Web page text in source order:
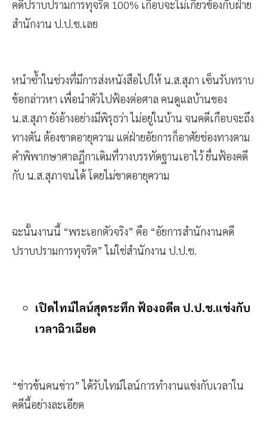
คดีปราบปรามการทุจริต 100% เกือบจะไม่เกี่ยวข้องกับฝ่าย
สำนักงาน ป.ป.ช.เลย
หนำซ้ำในช่วงที่มีการส่งหนังสือไปให้ น.ส.สุภา เซ็นรับทราบ
ข้อกล่าวหา เพื่อนำตัวไปฟ้องต่อศาล คนดูแลบ้านของ
น.ส.สุภา ยังอ้างอย่างมีพิรุธว่า ไม่อยู่ในบ้าน จนคดีเกือบจะถึง
ทางตัน ต้องขาดอายุความ แต่ฝ่ายอัยการก็อาศัยช่องทางตาม
คำพิพากษาศาลฎีกาเดิมที่วางบรรทัดฐานเอาไว้ ยื่นฟ้องคดี
กับ น.ส.สุภาจนได้ โดยไม่ขาดอายุความ
ฉะนั้นงานนี้ “พระเอกตัวจริง” คือ “อัยการสำนักงานคดี
ปราบปรามการทุจริต” ไม่ใช่สำนักงาน ป.ป.ช.
เปิดไทม์ไลน์สุดระทึก ฟ้องอดีต ป.ป.ช.แข่งกับ
เวลาฉิวเฉียด
“ข่าวข้นคนข่าว” ได้รับไทม์ไลน์การทำงานแข่งกับเวลาใน
คดีนี้อย่างละเอียด